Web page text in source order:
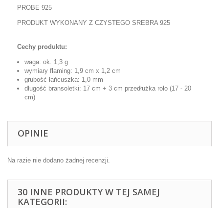
PROBE 925
PRODUKT WYKONANY Z CZYSTEGO SREBRA 925
Cechy produktu:
waga: ok. 1,3 g
wymiary flaming: 1,9 cm x 1,2 cm
grubość łańcuszka: 1,0 mm
długość bransoletki: 17 cm + 3 cm przedłużka rolo (17 - 20
cm)
OPINIE
Na razie nie dodano żadnej recenzji.
30 INNE PRODUKTY W TEJ SAMEJ
KATEGORII: